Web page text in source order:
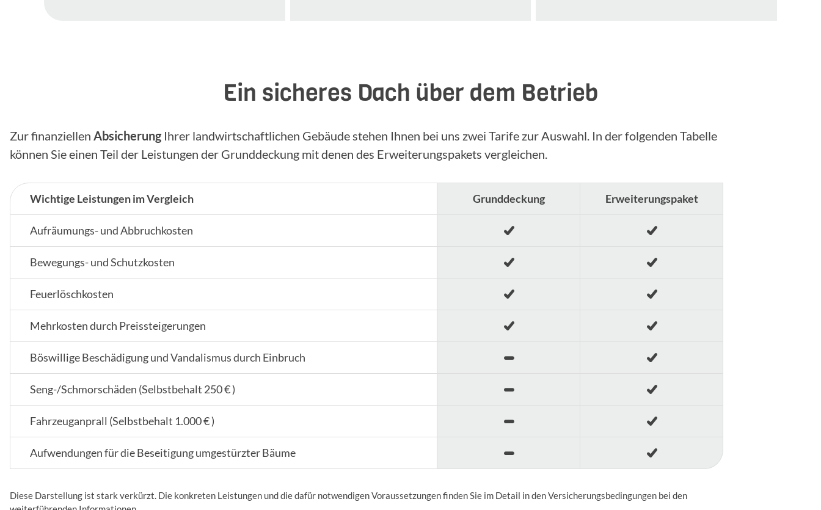
Ein sicheres Dach über dem Betrieb
Zur finanziellen Absicherung Ihrer landwirtschaftlichen Gebäude stehen Ihnen bei uns zwei Tarife zur Auswahl. In der folgenden Tabelle
können Sie einen Teil der Leistungen der Grunddeckung mit denen des Erweiterungspakets vergleichen.
Wichtige Leistungen im Vergleich Grundde­ckung Erweiterungspaket
Aufräumungs- und Abbruchkosten
Bewegungs- und Schutzkosten
Feuerlöschkosten
Mehrkosten durch Preissteigerungen
Böswillige Beschädigung und Vandalismus durch Einbruch
Seng-/Schmorschäden (Selbstbehalt 250 € )
Fahrzeuganprall (Selbstbehalt 1.000 € )
Aufwendungen für die Beseitigung umgestürzter Bäume
Diese Darstellung ist stark verkürzt. Die konkreten Leistungen und die dafür notwendigen Voraussetzungen finden Sie im Detail in den Versicherungsbedingungen bei den